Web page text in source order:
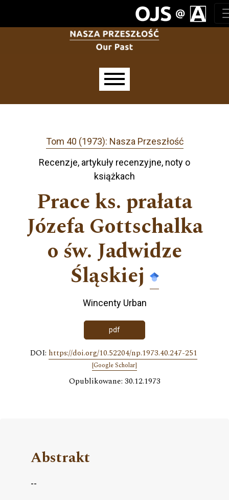
Tom 40 (1973): Nasza Przeszłość
Recenzje, artykuły recenzyjne, noty o
książkach
Prace ks. prałata
Józefa Gottschalka
o św. Jadwidze
Śląskiej
Wincenty Urban
pdf
DOI: https://doi.org/10.52204/np.1973.40.247-251
[Google Scholar]
Opublikowane: 30.12.1973
Abstrakt
--